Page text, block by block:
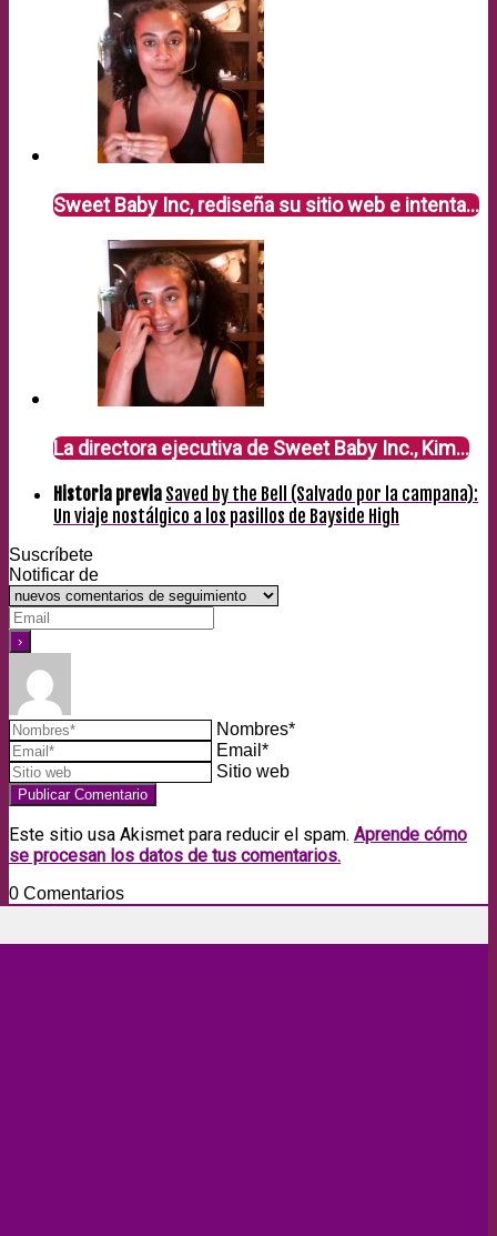
Sweet Baby Inc, rediseña su sitio web e intenta…
La directora ejecutiva de Sweet Baby Inc., Kim…
Historia previa Saved by the Bell (Salvado por la campana):
Un viaje nostálgico a los pasillos de Bayside High
Suscríbete
Notificar de
Nombres*
Email*
Sitio web
Este sitio usa Akismet para reducir el spam. Aprende cómo
se procesan los datos de tus comentarios.
0 Comentarios